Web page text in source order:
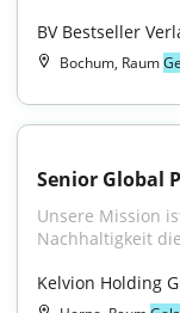
BV Bestseller
Bochum, Raum
Senior Global
Unsere Mission
Nachhaltigkeit
Kelvion Holding